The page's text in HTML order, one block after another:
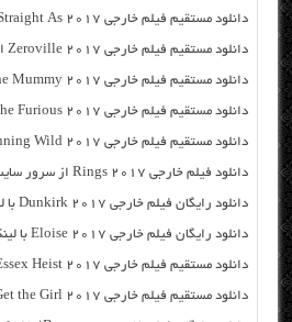
دانلود مستقیم فیلم خارجی From Straight As 2017 از سرور سایت
دانلود مستقیم فیلم خارجی Zeroville 2017 از سرور سایت
دانلود مستقیم فیلم خارجی The Mummy 2017 از سرور سایت
دانلود مستقیم فیلم خارجی The Fate of the Furious 2017 از سرور سایت
دانلود مستقیم فیلم خارجی Running Wild 2017 از سرور سایت
دانلود فیلم خارجی Rings 2017 از سرور سایت
دانلود رایگان فیلم خارجی Dunkirk 2017 با لینک مستقیم
دانلود رایگان فیلم خارجی Eloise 2017 با لینک مستقیم
دانلود مستقیم فیلم خارجی Essex Heist 2017 از سرور سایت
دانلود مستقیم فیلم خارجی Get the Girl 2017 از سرور سایت